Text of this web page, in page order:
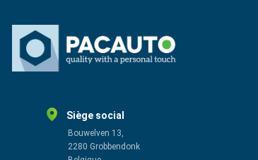
Siège social
Bouwelven 13,
2280 Grobbendonk